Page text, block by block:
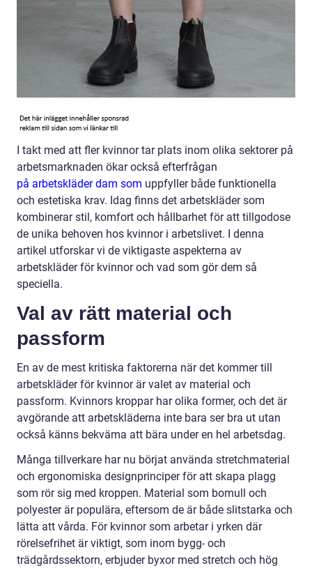
I takt med att fler kvinnor tar plats inom olika sektorer på
arbetsmarknaden ökar också efterfrågan
på arbetskläder dam som uppfyller både funktionella
och estetiska krav. Idag finns det arbetskläder som
kombinerar stil, komfort och hållbarhet för att tillgodose
de unika behoven hos kvinnor i arbetslivet. I denna
artikel utforskar vi de viktigaste aspekterna av
arbetskläder för kvinnor och vad som gör dem så
speciella.
Val av rätt material och
passform
En av de mest kritiska faktorerna när det kommer till
arbetskläder för kvinnor är valet av material och
passform. Kvinnors kroppar har olika former, och det är
avgörande att arbetskläderna inte bara ser bra ut utan
också känns bekväma att bära under en hel arbetsdag.
Många tillverkare har nu börjat använda stretchmaterial
och ergonomiska designprinciper för att skapa plagg
som rör sig med kroppen. Material som bomull och
polyester är populära, eftersom de är både slitstarka och
lätta att vårda. För kvinnor som arbetar i yrken där
rörelsefrihet är viktigt, som inom bygg- och
trädgårdssektorn, erbjuder byxor med stretch och hög